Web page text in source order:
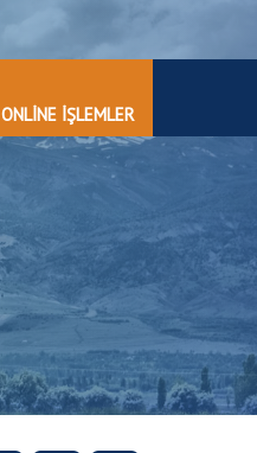
ONLİNE İŞLEMLER